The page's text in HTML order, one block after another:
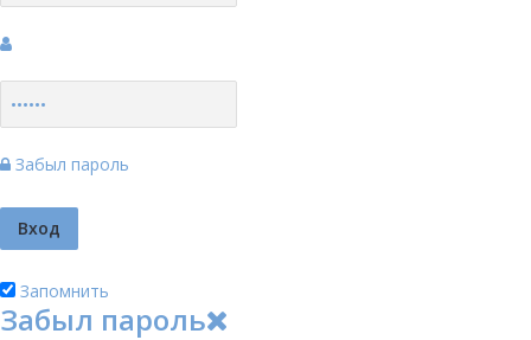
Забыл пароль
Запомнить
Забыл пароль